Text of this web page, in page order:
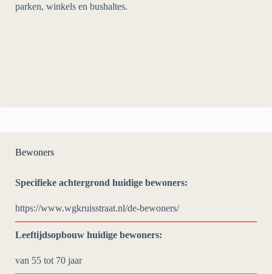
parken, winkels en bushaltes.
Bewoners
Specifieke achtergrond huidige bewoners:
https://www.wgkruisstraat.nl/de-bewoners/
Leeftijdsopbouw huidige bewoners:
van 55 tot 70 jaar